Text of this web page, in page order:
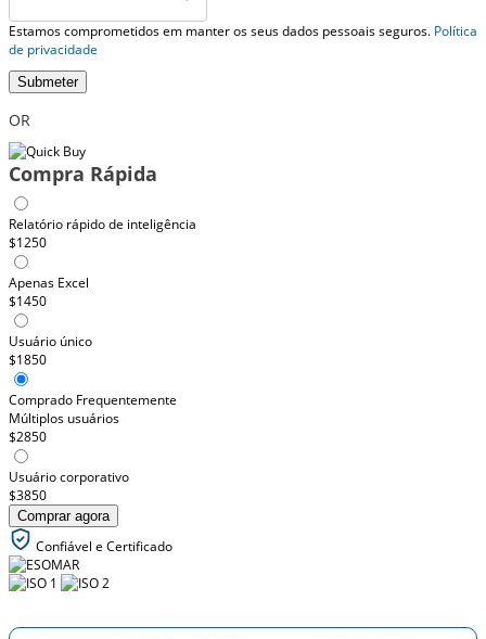
Estamos comprometidos em manter os seus dados pessoais seguros. Política
de privacidade
Submeter
OR
Compra Rápida
Relatório rápido de inteligência
$1250
Apenas Excel
$1450
Usuário único
$1850
Comprado Frequentemente
Múltiplos usuários
$2850
Usuário corporativo
$3850
Comprar agora
Confiável e Certificado